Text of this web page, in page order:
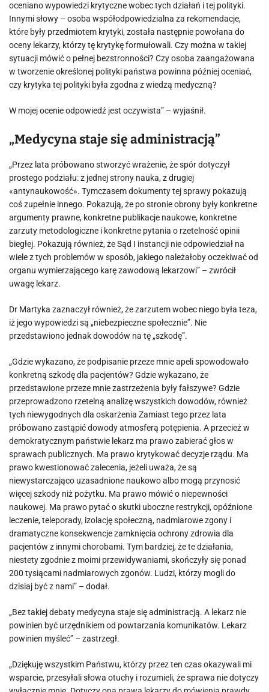
oceniano wypowiedzi krytyczne wobec tych działań i tej polityki.
Innymi słowy – osoba współodpowiedzialna za rekomendacje,
które były przedmiotem krytyki, została następnie powołana do
oceny lekarzy, którzy tę krytykę formułowali. Czy można w takiej
sytuacji mówić o pełnej bezstronności? Czy osoba zaangażowana
w tworzenie określonej polityki państwa powinna później oceniać,
czy krytyka tej polityki była zgodna z wiedzą medyczną?
W mojej ocenie odpowiedź jest oczywista” – wyjaśnił.
„Medycyna staje się administracją”
„Przez lata próbowano stworzyć wrażenie, że spór dotyczył
prostego podziału: z jednej strony nauka, z drugiej
«antynaukowość». Tymczasem dokumenty tej sprawy pokazują
coś zupełnie innego. Pokazują, że po stronie obrony były konkretne
argumenty prawne, konkretne publikacje naukowe, konkretne
zarzuty metodologiczne i konkretne pytania o rzetelność opinii
biegłej. Pokazują również, że Sąd I instancji nie odpowiedział na
wiele z tych problemów w sposób, jakiego należałoby oczekiwać od
organu wymierzającego karę zawodową lekarzowi” – zwrócił
uwagę lekarz.
Dr Martyka zaznaczył również, że zarzutem wobec niego była teza,
iż jego wypowiedzi są „niebezpieczne społecznie”. Nie
przedstawiono jednak dowodów na tę „szkodę”.
„Gdzie wykazano, że podpisanie przeze mnie apeli spowodowało
konkretną szkodę dla pacjentów? Gdzie wykazano, że
przedstawione przeze mnie zastrzeżenia były fałszywe? Gdzie
przeprowadzono rzetelną analizę wszystkich dowodów, również
tych niewygodnych dla oskarżenia Zamiast tego przez lata
próbowano zastąpić dowody atmosferą potępienia. A przecież w
demokratycznym państwie lekarz ma prawo zabierać głos w
sprawach publicznych. Ma prawo krytykować decyzje rządu. Ma
prawo kwestionować zalecenia, jeżeli uważa, że są
niewystarczająco uzasadnione naukowo albo mogą przynosić
więcej szkody niż pożytku. Ma prawo mówić o niepewności
naukowej. Ma prawo pytać o skutki uboczne restrykcji, opóźnione
leczenie, teleporady, izolację społeczną, nadmiarowe zgony i
dramatyczne konsekwencje zamknięcia ochrony zdrowia dla
pacjentów z innymi chorobami. Tym bardziej, że te działania,
niestety zgodnie z moimi przewidywaniami, skończyły się ponad
200 tysiącami nadmiarowych zgonów. Ludzi, którzy mogli do
dzisiaj być z nami” – dodał.
„Bez takiej debaty medycyna staje się administracją. A lekarz nie
powinien być urzędnikiem od powtarzania komunikatów. Lekarz
powinien myśleć” – zastrzegł.
„Dziękuję wszystkim Państwu, którzy przez ten czas okazywali mi
wsparcie, przesyłali słowa otuchy i rozumieli, że sprawa nie dotyczy